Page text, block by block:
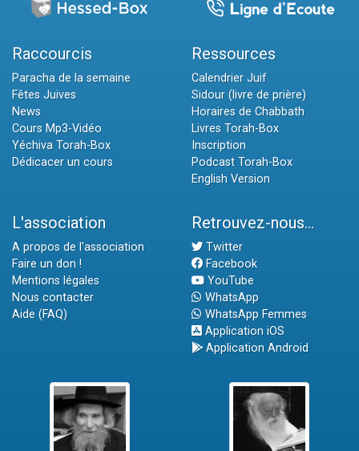
Raccourcis
Paracha de la semaine
Fêtes Juives
News
Cours Mp3-Vidéo
Yéchiva Torah-Box
Dédicacer un cours
Ressources
Calendrier Juif
Sidour (livre de prière)
Horaires de Chabbath
Livres Torah-Box
Inscription
Podcast Torah-Box
English Version
L'association
A propos de l'association
Faire un don !
Mentions légales
Nous contacter
Aide (FAQ)
Retrouvez-nous...
Twitter
Facebook
YouTube
WhatsApp
WhatsApp Femmes
Application iOS
Application Android